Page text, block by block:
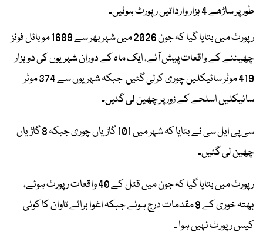
طور پر ساڑھے 4 ہزار وارداتیں رپورٹ ہوئیں۔
رپورٹ میں بتایا گیا کہ جون 2026 میں شہر بھر سے 1689 موبائل فونز
چھیننے کے واقعات پیش آئے، ایک ماہ کے دوران شہریوں کی دو ہزار
419 موٹر سائیکلیں چوری کرلی گئیں جبکہ شہریوں سے 374 موٹر
سائیکلیں اسلحے کے زور پر چھین لی گئیں۔
سی پی ایل سی نے بتایا کہ شہر میں 101 گاڑیاں چوری جبکہ 8 گاڑیاں
چھین لی گئیں۔
رپورٹ میں بتایا گیا کہ جون میں قتل کے 40 واقعات رپورٹ ہوئے،
بھتہ خوری کے 9 مقدمات درج ہوئے جبکہ اغوا برائے تاوان کا کوئی
کیس رپورٹ نہیں ہوا ۔